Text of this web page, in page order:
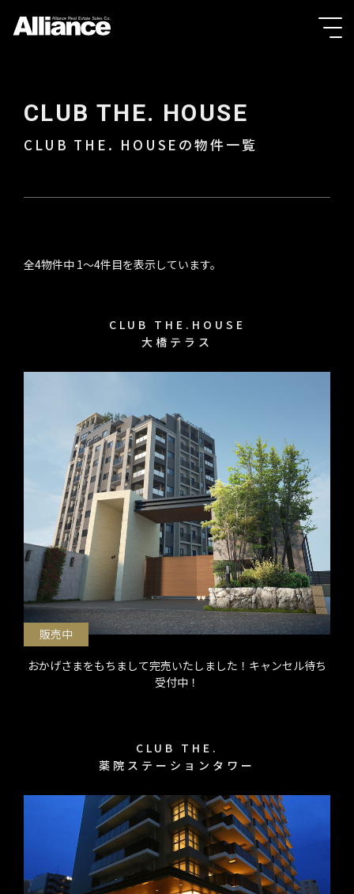
CLUB THE. HOUSE
CLUB THE. HOUSEの物件一覧
全4物件中 1〜4件目を表示しています。
CLUB THE.HOUSE
大橋テラス
販売中
おかげさまをもちまして完売いたしました！キャンセル待ち
受付中！
CLUB THE.
薬院ステーションタワー